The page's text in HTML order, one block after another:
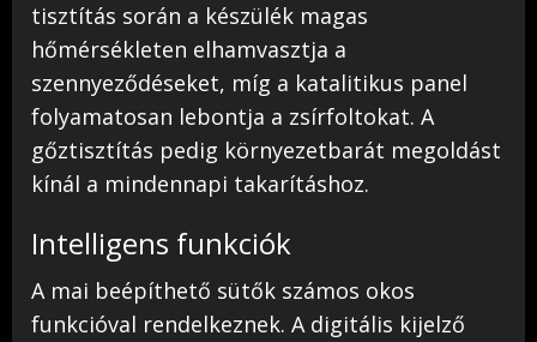
tisztítás során a készülék magas
hőmérsékleten elhamvasztja a
szennyeződéseket, míg a katalitikus panel
folyamatosan lebontja a zsírfoltokat. A
gőztisztítás pedig környezetbarát megoldást
kínál a mindennapi takarításhoz.
Intelligens funkciók
A mai beépíthető sütők számos okos
funkcióval rendelkeznek. A digitális kijelző